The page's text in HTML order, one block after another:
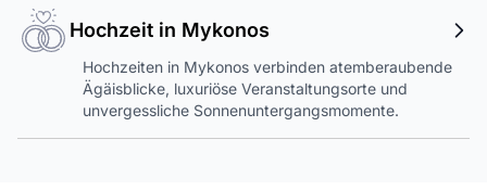
Hochzeit in Mykonos
Hochzeiten in Mykonos verbinden atemberaubende
Ägäisblicke, luxuriöse Veranstaltungsorte und
unvergessliche Sonnenuntergangsmomente.